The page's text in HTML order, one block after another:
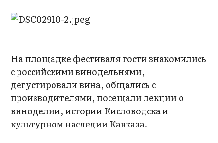
На площадке фестиваля гости знакомились
с российскими винодельнями,
дегустировали вина, общались с
производителями, посещали лекции о
виноделии, истории Кисловодска и
культурном наследии Кавказа.